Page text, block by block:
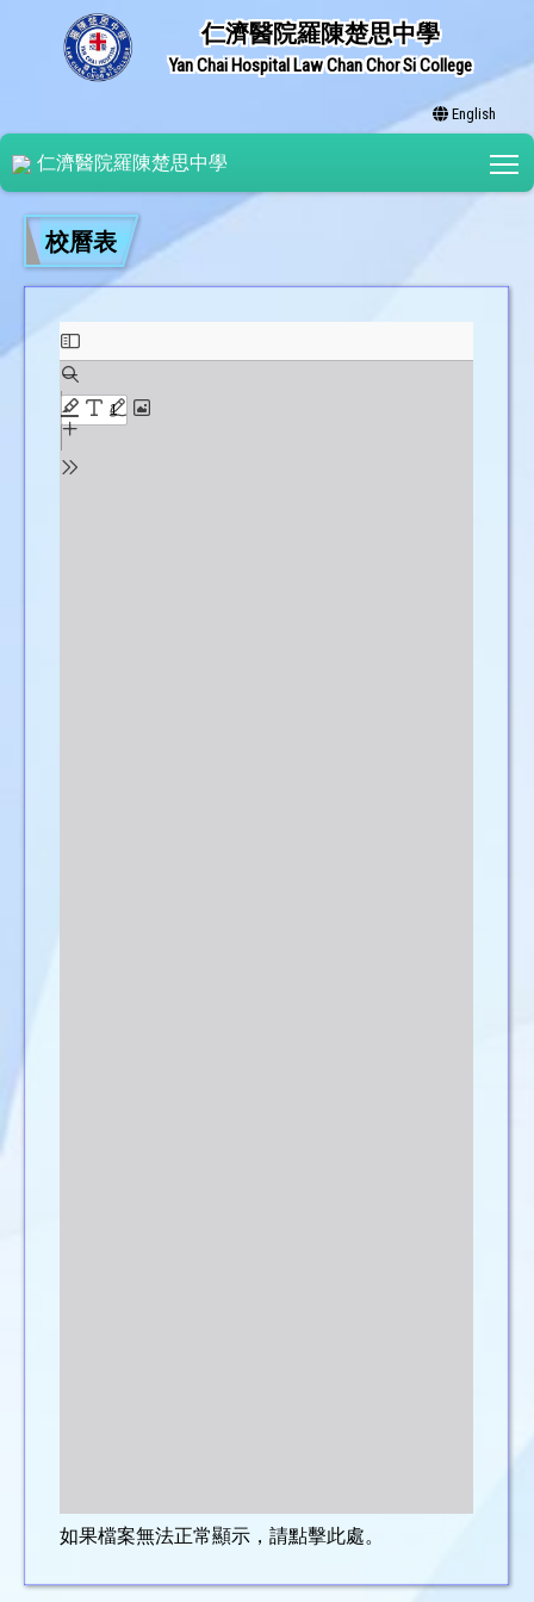
仁濟醫院羅陳楚思中學
Yan Chai Hospital Law Chan Chor Si College
English
仁濟醫院羅陳楚思中學
校曆表
如果檔案無法正常顯示，請點擊此處。